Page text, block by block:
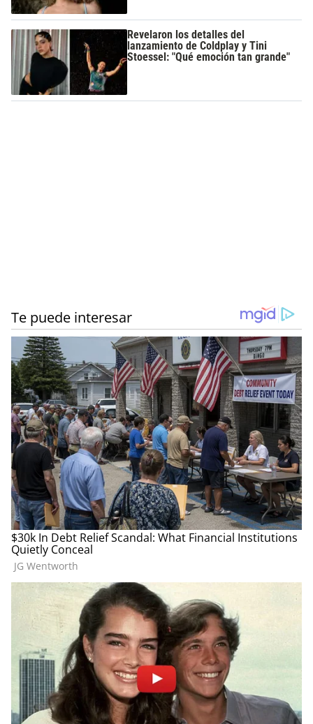
Revelaron los detalles del
lanzamiento de Coldplay y Tini
Stoessel: "Qué emoción tan grande"